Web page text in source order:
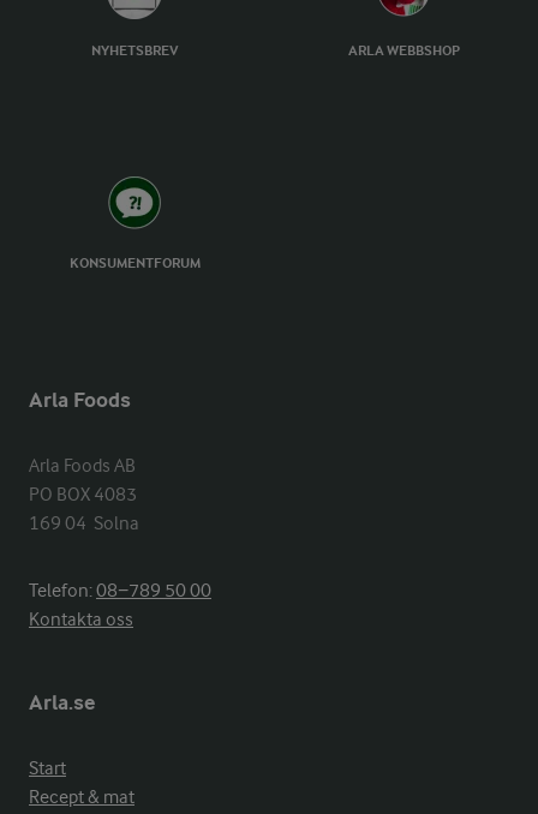
NYHETSBREV ARLA WEBBSHOP
KONSUMENTFORUM
Arla Foods
Arla Foods AB
PO BOX 4083
169 04  Solna
Telefon:08−789 50 00
Kontakta oss
Arla.se
Start
Recept & mat